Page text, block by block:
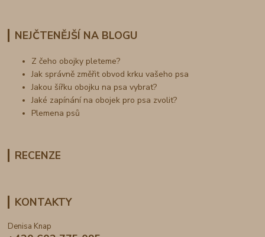
NEJČTENĚJŠÍ NA BLOGU
Z čeho obojky pleteme?
Jak správně změřit obvod krku vašeho psa
Jakou šířku obojku na psa vybrat?
Jaké zapínání na obojek pro psa zvolit?
Plemena psů
RECENZE
KONTAKTY
Denisa Knap